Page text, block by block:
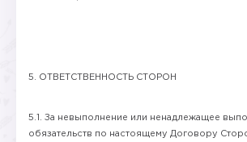
5. ОТВЕТСТВЕННОСТЬ СТОРОН
5.1. За невыполнение или ненадлежащее
обязательств по настоящему Договору